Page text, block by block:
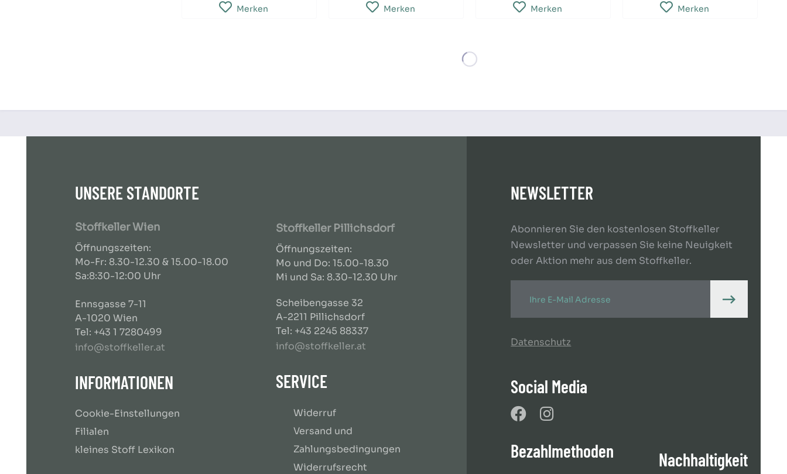
Merken Merken Merken Merken
UNSERE STANDORTE
Stoffkeller Wien
Öffnungszeiten:
Mo-Fr: 8.30-12.30 & 15.00-18.00
Sa:8:30-12:00 Uhr
Ennsgasse 7-11
A-1020 Wien
Tel: +43 1 7280499
info@stoffkeller.at
INFORMATIONEN
Cookie-Einstellungen
Filialen
kleines Stoff Lexikon
Stoffkeller Pillichsdorf
Öffnungszeiten:
Mo und Do: 15.00-18.30
Mi und Sa: 8.30-12.30 Uhr
Scheibengasse 32
A-2211 Pillichsdorf
Tel: +43 2245 88337
info@stoffkeller.at
SERVICE
Widerruf
Versand und
Zahlungsbedingungen
Widerrufsrecht
NEWSLETTER
Abonnieren Sie den kostenlosen Stoffkeller
Newsletter und verpassen Sie keine Neuigkeit
oder Aktion mehr aus dem Stoffkeller.
Datenschutz
Social Media
Bezahlmethoden Nachhaltigkeit